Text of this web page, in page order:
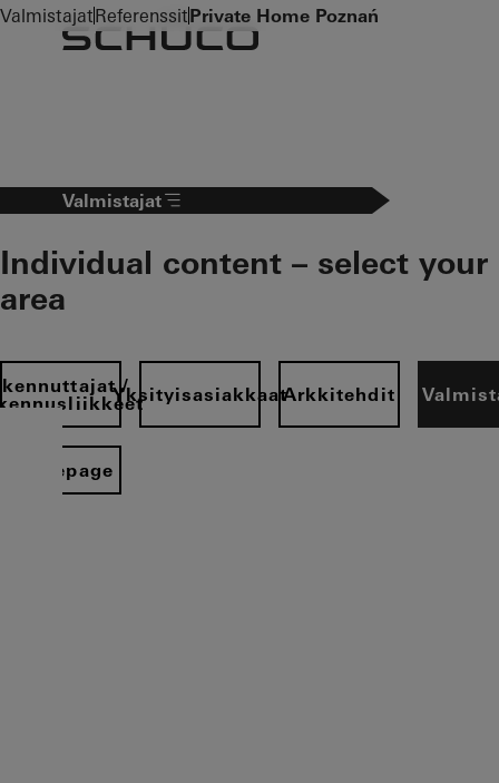
To the main content
Valmistajat
Individual content – select your
area
/
YksityisasiakkaatArkkitehdit
Homepage
ValmistajatReferenssitPrivate Home Poznań